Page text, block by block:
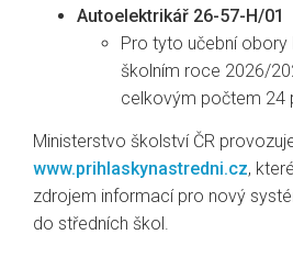
Autoelektrikář 26-57-H/01
Pro tyto učební obory
školním roce 2026/
celkovým počtem 24
Ministerstvo školství ČR
www.prihlaskynastredni.cz,
zdrojem informací pro nový
do středních škol.